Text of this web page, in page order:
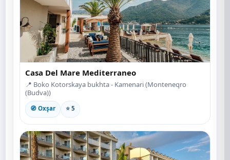
Casa Del Mare Mediterraneo
📍 Boko Kotorskaya bukhta - Kamenari (Monteneqro
(Budva))
🧭 Oxşar ⭐ 5